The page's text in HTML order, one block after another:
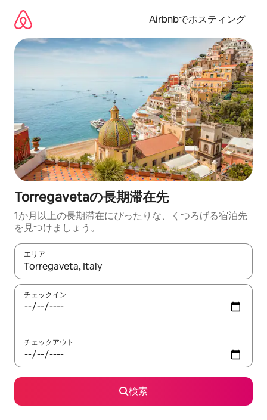
Airbnbでホスティング
Torregavetaの長期滞在先
1か月以上の長期滞在にぴったりな、くつろげる宿泊先
を見つけましょう。
エリア
検索結果が表示されたら、上下の矢印キーを使って移動するか
チェックイン
チェックアウト
検索